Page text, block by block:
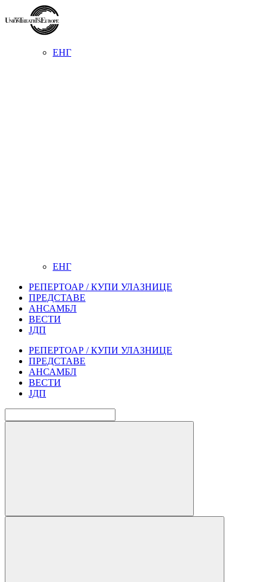
ЕНГ
ЕНГ
РЕПЕРТОАР / КУПИ УЛАЗНИЦЕ
ПРЕДСТАВЕ
АНСАМБЛ
ВЕСТИ
ЈДП
РЕПЕРТОАР / КУПИ УЛАЗНИЦЕ
ПРЕДСТАВЕ
АНСАМБЛ
ВЕСТИ
ЈДП